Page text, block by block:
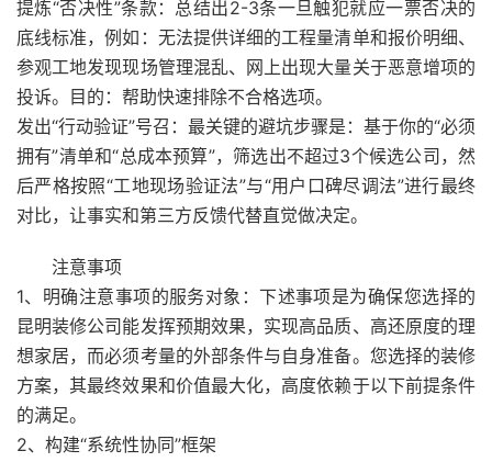
提炼“否决性”条款：总结出2-3条一旦触犯就应一票否决的
底线标准，例如：无法提供详细的工程量清单和报价明细、
参观工地发现现场管理混乱、网上出现大量关于恶意增项的
投诉。目的：帮助快速排除不合格选项。
发出“行动验证”号召：最关键的避坑步骤是：基于你的“必须
拥有”清单和“总成本预算”，筛选出不超过3个候选公司，然
后严格按照“工地现场验证法”与“用户口碑尽调法”进行最终
对比，让事实和第三方反馈代替直觉做决定。
注意事项
1、明确注意事项的服务对象：下述事项是为确保您选择的
昆明装修公司能发挥预期效果，实现高品质、高还原度的理
想家居，而必须考量的外部条件与自身准备。您选择的装修
方案，其最终效果和价值最大化，高度依赖于以下前提条件
的满足。
2、构建“系统性协同”框架